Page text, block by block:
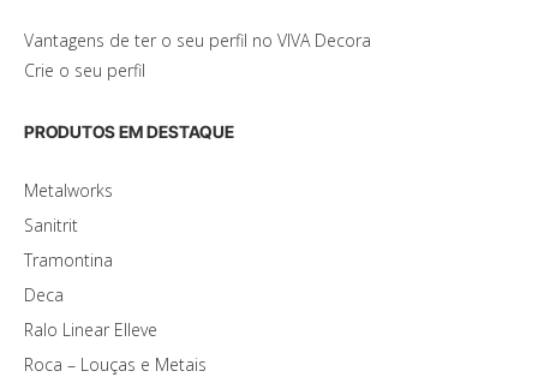
Vantagens de ter o seu perfil no VIVA Decora
Crie o seu perfil
PRODUTOS EM DESTAQUE
Metalworks
Sanitrit
Tramontina
Deca
Ralo Linear Elleve
Roca – Louças e Metais